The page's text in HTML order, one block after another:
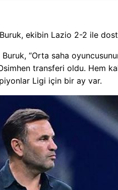
ekibin Lazio 2-2 ile
“Orta saha
transferi oldu. Hem
Ligi için bir ay var.